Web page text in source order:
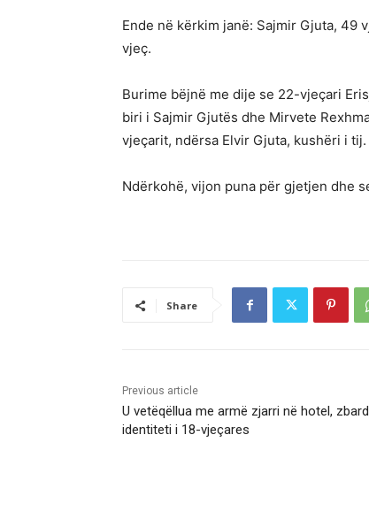
Ende në kërkim janë: Sajmir Gjuta, 49
vjeç.
Burime bëjnë me dije se 22-vjeçari
biri i Sajmir Gjutës dhe Mirvete
vjeçarit, ndërsa Elvir Gjuta, kushëri i tij.
Ndërkohë, vijon puna për gjetjen dhe
Share
Previous article
U vetëqëllua me armë zjarri në hotel,
identiteti i 18-vjeçares